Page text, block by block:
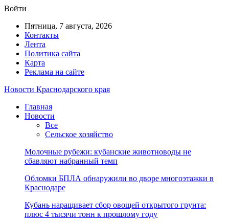
Войти
Пятница, 7 августа, 2026
Контакты
Лента
Политика сайта
Карта
Реклама на сайте
Новости Краснодарского края
Главная
Новости
Все
Сельское хозяйство
Молочные рубежи: кубанские животноводы не
сбавляют набранный темп
Обломки БПЛА обнаружили во дворе многоэтажки в
Краснодаре
Кубань наращивает сбор овощей открытого грунта:
плюс 4 тысячи тонн к прошлому году